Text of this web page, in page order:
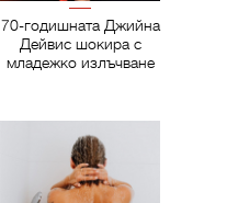
70-годишната Джийна
Дейвис шокира с
младежко излъчване